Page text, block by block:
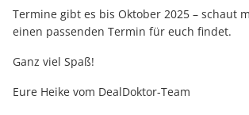
Termine gibt es bis Oktober 2025 – schaut
einen passenden Termin für euch findet.
Ganz viel Spaß!
Eure Heike vom DealDoktor-Team